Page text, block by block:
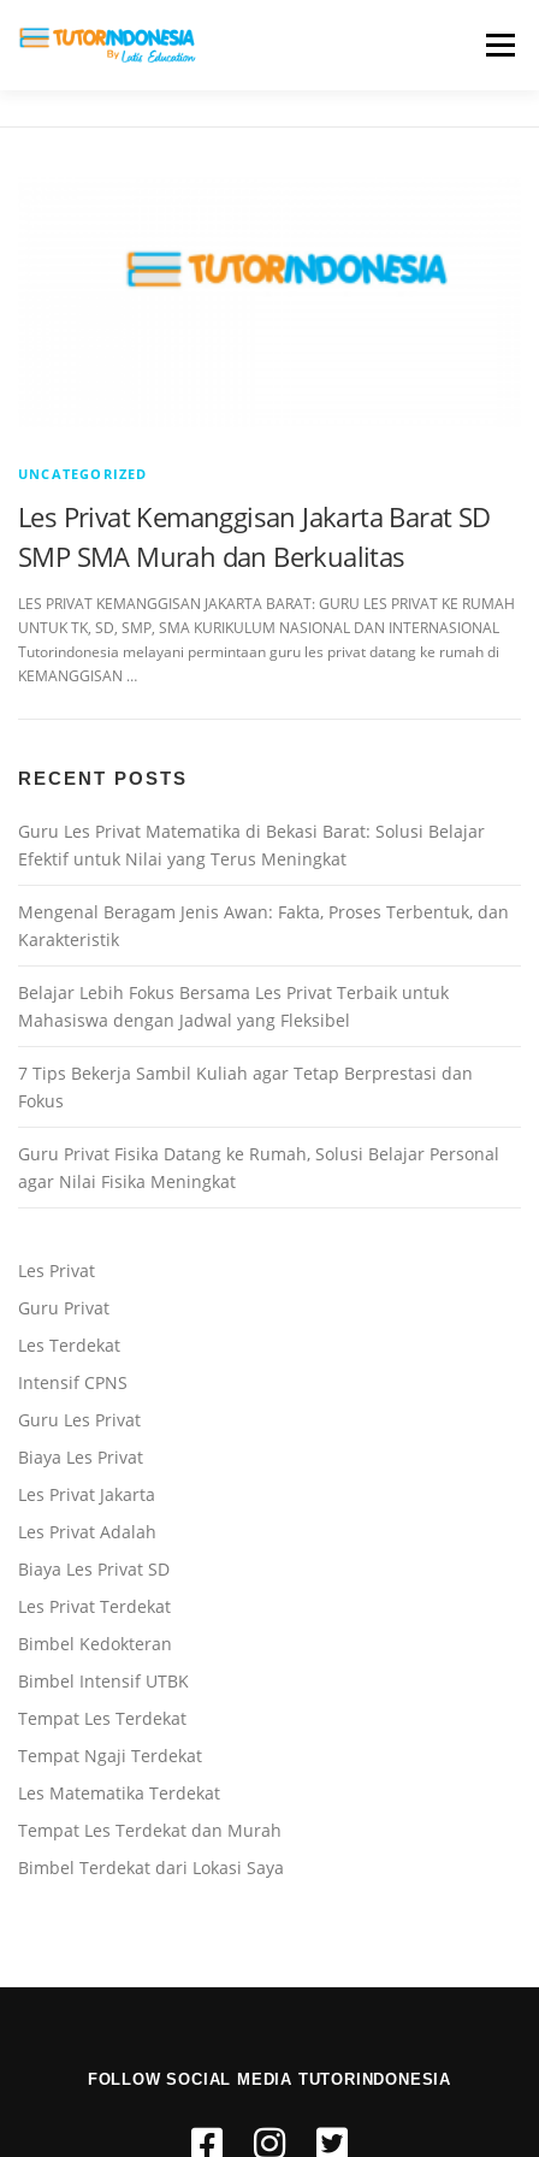
Menu
UNCATEGORIZED
Les Privat Kemanggisan Jakarta Barat SD
SMP SMA Murah dan Berkualitas
LES PRIVAT KEMANGGISAN JAKARTA BARAT: GURU LES PRIVAT KE RUMAH
UNTUK TK, SD, SMP, SMA KURIKULUM NASIONAL DAN INTERNASIONAL
Tutorindonesia melayani permintaan guru les privat datang ke rumah di
KEMANGGISAN …
RECENT POSTS
Guru Les Privat Matematika di Bekasi Barat: Solusi Belajar
Efektif untuk Nilai yang Terus Meningkat
Mengenal Beragam Jenis Awan: Fakta, Proses Terbentuk, dan
Karakteristik
Belajar Lebih Fokus Bersama Les Privat Terbaik untuk
Mahasiswa dengan Jadwal yang Fleksibel
7 Tips Bekerja Sambil Kuliah agar Tetap Berprestasi dan
Fokus
Guru Privat Fisika Datang ke Rumah, Solusi Belajar Personal
agar Nilai Fisika Meningkat
Les Privat
Guru Privat
Les Terdekat
Intensif CPNS
Guru Les Privat
Biaya Les Privat
Les Privat Jakarta
Les Privat Adalah
Biaya Les Privat SD
Les Privat Terdekat
Bimbel Kedokteran
Bimbel Intensif UTBK
Tempat Les Terdekat
Tempat Ngaji Terdekat
Les Matematika Terdekat
Tempat Les Terdekat dan Murah
Bimbel Terdekat dari Lokasi Saya
FOLLOW SOCIAL MEDIA TUTORINDONESIA